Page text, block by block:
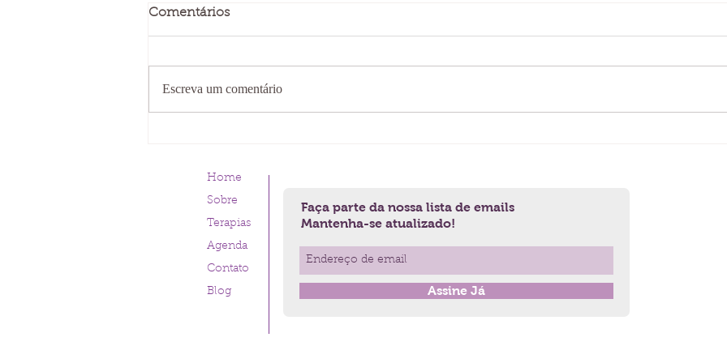
Comentários
Escreva um comentário
Home
Sobre
Terapias
Agenda
Contato
Blog
Faça parte da nossa lista de emails
Mantenha-se atualizado!
Assine Já